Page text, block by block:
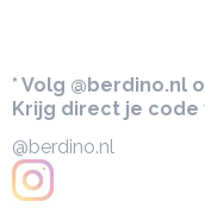
* Volg @berdino.nl
Krijg direct je
@berdino.nl